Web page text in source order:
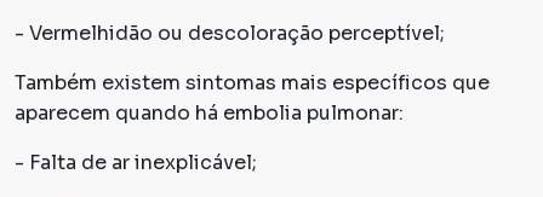
- Vermelhidão ou descoloração perceptível;
Também existem sintomas mais específicos que
aparecem quando há embolia pulmonar:
- Falta de ar inexplicável;